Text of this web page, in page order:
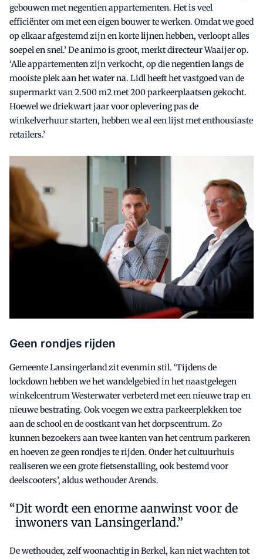
gebouwen met negentien appartementen. Het is veel
efficiënter om met een eigen bouwer te werken. Omdat we goed
op elkaar afgestemd zijn en korte lijnen hebben, verloopt alles
soepel en snel.’ De animo is groot, merkt directeur Waaijer op.
‘Alle appartementen zijn verkocht, op die negentien langs de
mooiste plek aan het water na. Lidl heeft het vastgoed van de
supermarkt van 2.500 m2 met 200 parkeerplaatsen gekocht.
Hoewel we driekwart jaar voor oplevering pas de
winkelverhuur starten, hebben we al een lijst met enthousiaste
retailers.’
Geen rondjes rijden
Gemeente Lansingerland zit evenmin stil. ‘Tijdens de
lockdown hebben we het wandelgebied in het naastgelegen
winkelcentrum Westerwater verbeterd met een nieuwe trap en
nieuwe bestrating. Ook voegen we extra parkeerplekken toe
aan de school en de oostkant van het dorpscentrum. Zo
kunnen bezoekers aan twee kanten van het centrum parkeren
en hoeven ze geen rondjes te rijden. Onder het cultuurhuis
realiseren we een grote fietsenstalling, ook bestemd voor
deelscooters’, aldus wethouder Arends.
Dit wordt een enorme aanwinst voor de
inwoners van Lansingerland.”
De wethouder, zelf woonachtig in Berkel, kan niet wachten tot